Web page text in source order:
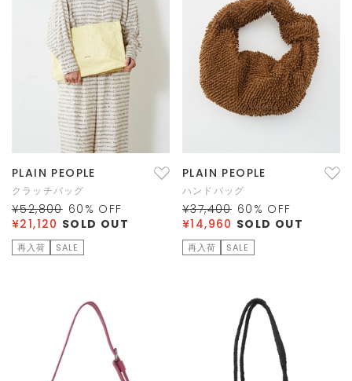
PLAIN PEOPLE
クラッチバッグ
¥52,800 60 % OFF
¥21,120 SOLD OUT
再入荷 SALE
PLAIN PEOPLE
ハンドバッグ
¥37,400 60 % OFF
¥14,960 SOLD OUT
再入荷 SALE